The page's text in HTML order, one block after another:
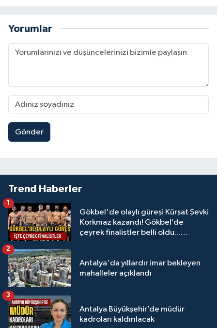
Yorumlar
Gönder
Trend Haberler
Gökbel'de olaylı güreşi Kürşat Şevki
Korkmaz kazandı! Gökbel’de
çeyrek finalistler belli oldu...
1
Antalya'da yıllardır imar bekleyen
mahalleler açıklandı
2
Antalya Büyükşehir’de müdür
kadroları kaldırılacak
3